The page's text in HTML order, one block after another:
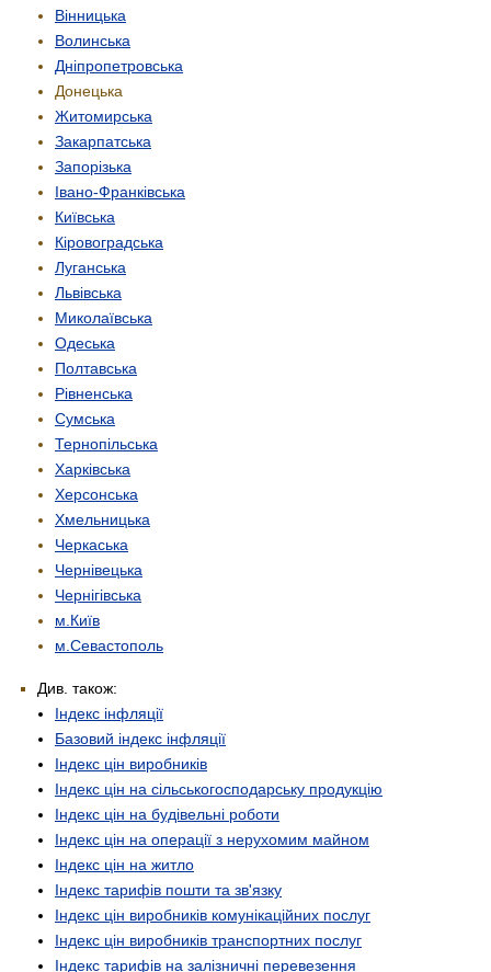
Вінницька
Волинська
Дніпропетровська
Донецька
Житомирська
Закарпатська
Запорізька
Івано-Франківська
Київська
Кіровоградська
Луганська
Львівська
Миколаївська
Одеська
Полтавська
Рівненська
Сумська
Тернопільська
Харківська
Херсонська
Хмельницька
Черкаська
Чернівецька
Чернігівська
м.Київ
м.Севастополь
Див. також:
Індекс інфляції
Базовий індекс інфляції
Індекс цін виробників
Індекс цін на сільськогосподарську продукцію
Індекс цін на будівельні роботи
Індекс цін на операції з нерухомим майном
Індекс цін на житло
Індекс тарифів пошти та зв'язку
Індекс цін виробників комунікаційних послуг
Індекс цін виробників транспортних послуг
Індекс тарифів на залізничні перевезення